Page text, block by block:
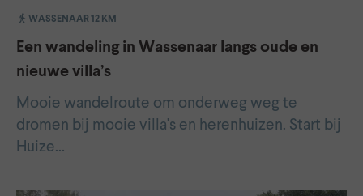
WASSENAAR 12 KM
Een wandeling in Wassenaar langs oude en
nieuwe villa’s
Mooie wandelroute om onderweg weg te
dromen bij mooie villa's en herenhuizen. Start bij
Huize…